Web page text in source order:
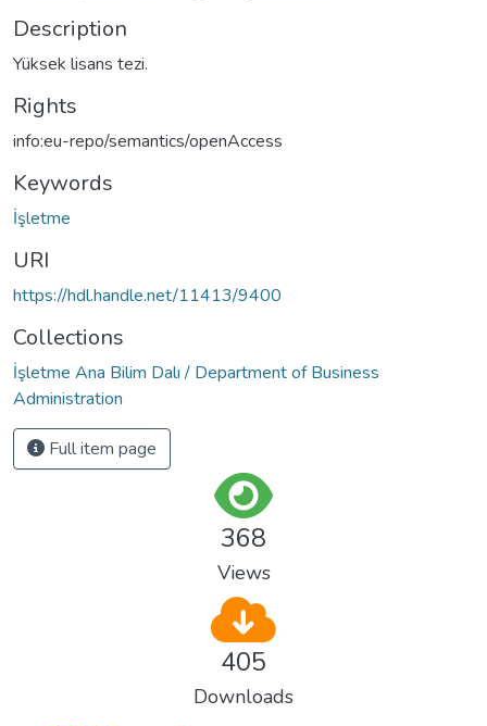
Description
Yüksek lisans tezi.
Rights
info:eu-repo/semantics/openAccess
Keywords
İşletme
URI
https://hdl.handle.net/11413/9400
Collections
İşletme Ana Bilim Dalı / Department of Business
Administration
Full item page
368
Views
405
Downloads